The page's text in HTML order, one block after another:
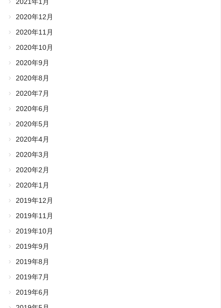
2020年12月
2020年11月
2020年10月
2020年9月
2020年8月
2020年7月
2020年6月
2020年5月
2020年4月
2020年3月
2020年2月
2020年1月
2019年12月
2019年11月
2019年10月
2019年9月
2019年8月
2019年7月
2019年6月